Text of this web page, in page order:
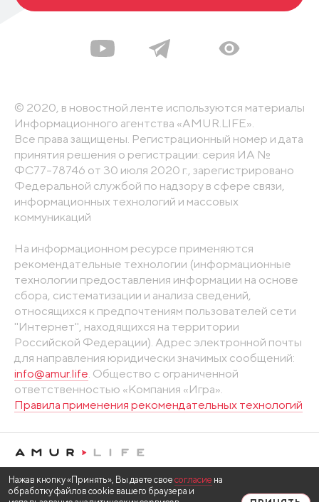
© 2020, в новостной ленте используются материалы
Информационного агентства «AMUR.LIFE».
Все права защищены. Регистрационный номер и дата
принятия решения о регистрации: серия ИА №
ФС77-78746 от 30 июля 2020 г., зарегистрировано
Федеральной службой по надзору в сфере связи,
информационных технологий и массовых
коммуникаций
На информационном ресурсе применяются
рекомендательные технологии (информационные
технологии предоставления информации на основе
сбора, систематизации и анализа сведений,
относящихся к предпочтениям пользователей сети
"Интернет", находящихся на территории
Российской Федерации). Адрес электронной почты
для направления юридически значимых сообщений:
info@amur.life. Общество с ограниченной
ответственностью «Компания «Игра».
Правила применения рекомендательных технологий
Нажав кнопку «Принять», Вы даете свое согласие на
обработку файлов cookie вашего браузера и